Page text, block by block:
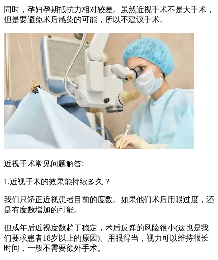
同时，孕妇孕期抵抗力相对较差。虽然近视手术不是大手术，
但是要避免术后感染的可能，所以不建议手术。
近视手术常见问题解答:
1.近视手术的效果能持续多久？
我们只矫正近视患者目前的度数。如果他们术后用眼过度，还
是有度数增加的可能。
但成年后近视度数趋于稳定，术后反弹的风险很小(这也是我
们要求患者18岁以上的原因)。用眼得当，视力可以维持很长
时间，一般不需要额外手术。